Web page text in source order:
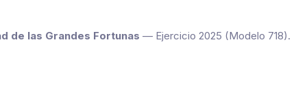
de las Grandes Fortunas — Ejercicio 2025 (Modelo 718).